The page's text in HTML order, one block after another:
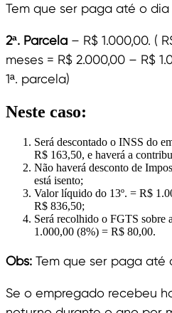
Tem que ser paga até o dia
2ª. Parcela – R$ 1.000,00. (
meses = R$ 2.000,00 – R$
1ª. parcela)
Neste caso:
Será descontado o INSS do
R$ 163,50, e haverá a
Não haverá desconto de
está isento;
Valor líquido do 13º. = R$
R$ 836,50;
Será recolhido o FGTS sobre
1.000,00 (8%) = R$ 80,00.
Obs: Tem que ser paga até
Se o empregado recebeu